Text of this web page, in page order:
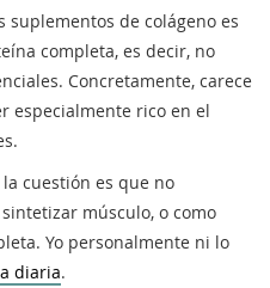
suplementos de colágeno es
completa, es decir, no
Concretamente, carece
especialmente rico en el
cuestión es que no
músculo, o como
Yo personalmente ni lo
diaria.